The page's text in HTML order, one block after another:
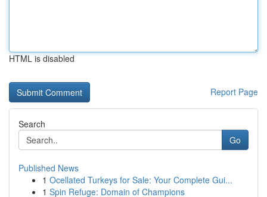
HTML is disabled
Report Page
Search
Go
Published News
1 Ocellated Turkeys for Sale: Your Complete Gui...
1 Spin Refuge: Domain of Champions